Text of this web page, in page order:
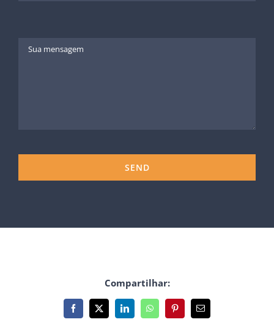
Compartilhar:
Facebook
X LinkedInWhatsAppPinterest
E-
mail